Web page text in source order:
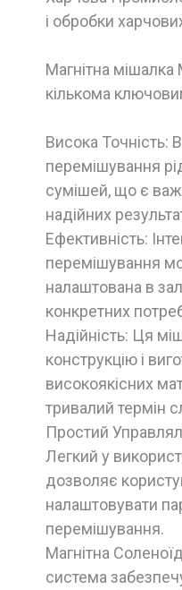
і обробки
Магнітна
кількома
Висока Точність:
перемішування
сумішей, що є
надійних
Ефективність:
перемішування
налаштована в
конкретних
Надійність: Ця
конструкцію і
високоякісних
тривалий термін
Простий
Легкий у
дозволяє
налаштовувати
перемішування.
Магнітна
система